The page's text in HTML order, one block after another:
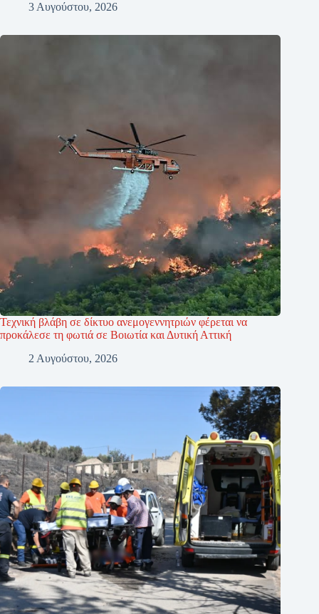
3 Αυγούστου, 2026
Τεχνική βλάβη σε δίκτυο ανεμογεννητριών φέρεται να
προκάλεσε τη φωτιά σε Βοιωτία και Δυτική Αττική
2 Αυγούστου, 2026